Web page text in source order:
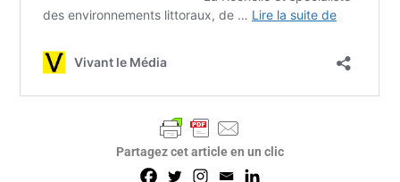
Partagez cet article en un clic